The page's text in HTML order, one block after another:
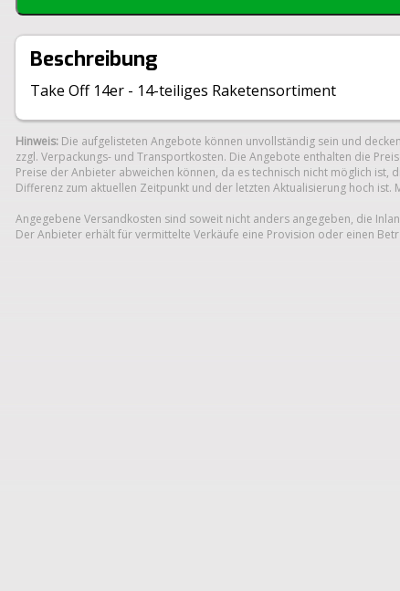
Beschreibung
Take Off 14er - 14-teiliges Raketensortiment
Hinweis: Die aufgelisteten Angebote können unvollständig sein und
zzgl. Verpackungs- und Transportkosten. Die Angebote enthalten die
Preise der Anbieter abweichen können, da es technisch nicht möglich
Differenz zum aktuellen Zeitpunkt und der letzten Aktualisierung hoch
Angegebene Versandkosten sind soweit nicht anders angegeben, die
Der Anbieter erhält für vermittelte Verkäufe eine Provision oder einen